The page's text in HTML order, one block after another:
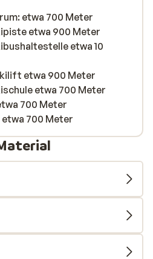
etwa 700 Meter
etwa 900 Meter
etwa 10
etwa 900 Meter
etwa 700 Meter
700 Meter
700 Meter